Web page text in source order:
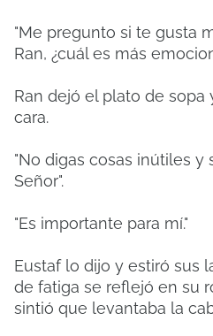
"Me pregunto si te gusta
Ran, ¿cuál es más
Ran dejó el plato de sopa
cara.
"No digas cosas inútiles
Señor".
"Es importante para mí."
Eustaf lo dijo y estiró sus
de fatiga se reflejó en su
sintió que levantaba la